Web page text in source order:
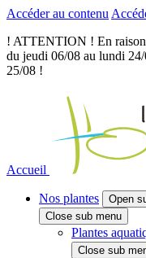
Accéder au contenu
! ATTENTION ! En raison
du jeudi 06/08 au lundi
25/08 !
Accueil
Nos plantes Open
Close sub menu
Plantes
Close sub